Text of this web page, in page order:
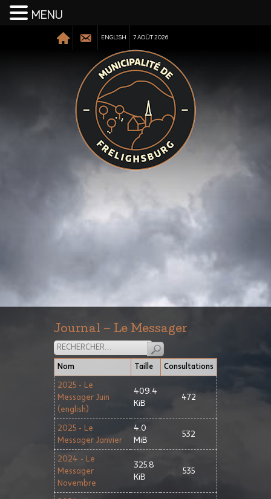
ENGLISH 7 AOÛT 2026
Journal – Le Messager
Nom Taille Consultations
2025 - Le
Messager Juin
(english)
409.4
KiB
472
2025 - Le
Messager Janvier
4.0
MiB
532
2024 - Le
Messager
Novembre
325.8
KiB
535
MENU